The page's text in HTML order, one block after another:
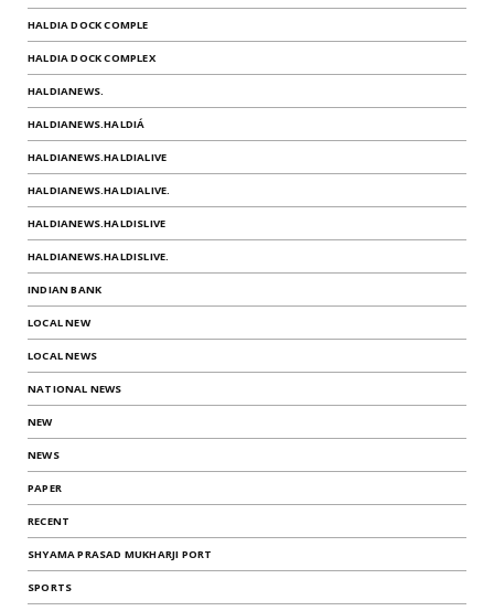
HALDIA DOCK COMPLE
HALDIA DOCK COMPLEX
HALDIANEWS.
HALDIANEWS.HALDIÁ
HALDIANEWS.HALDIALIVE
HALDIANEWS.HALDIALIVE.
HALDIANEWS.HALDISLIVE
HALDIANEWS.HALDISLIVE.
INDIAN BANK
LOCAL NEW
LOCAL NEWS
NATIONAL NEWS
NEW
NEWS
PAPER
RECENT
SHYAMA PRASAD MUKHARJI PORT
SPORTS